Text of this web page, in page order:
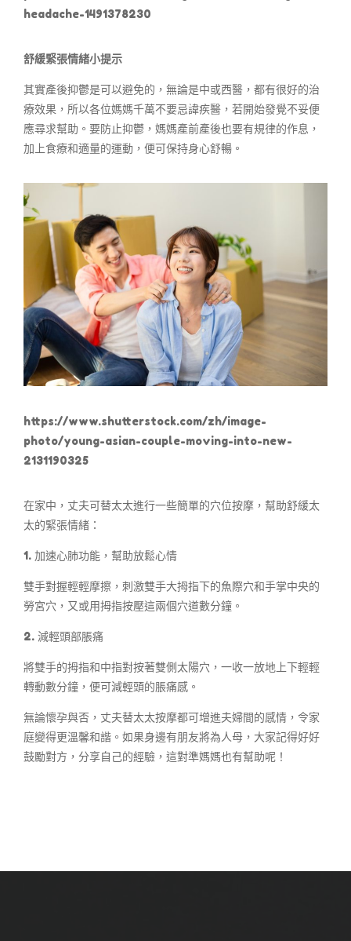
headache-1491378230
舒緩緊張情緒小提示
其實產後抑鬱是可以避免的，無論是中或西醫，都有很好的治
療效果，所以各位媽媽千萬不要忌諱疾醫，若開始發覺不妥便
應尋求幫助。要防止抑鬱，媽媽產前產後也要有規律的作息，
加上食療和適量的運動，便可保持身心舒暢。
https://www.shutterstock.com/zh/image-
photo/young-asian-couple-moving-into-new-
2131190325
在家中，丈夫可替太太進行一些簡單的穴位按摩，幫助舒緩太
太的緊張情緒：
1. 加速心肺功能，幫助放鬆心情
雙手對握輕輕摩擦，刺激雙手大拇指下的魚際穴和手掌中央的
勞宮穴，又或用拇指按壓這兩個穴道數分鐘。
2. 減輕頭部脹痛
將雙手的拇指和中指對按著雙側太陽穴，一收一放地上下輕輕
轉動數分鐘，便可減輕頭的脹痛感。
無論懷孕與否，丈夫替太太按摩都可增進夫婦間的感情，令家
庭變得更溫馨和諧。如果身邊有朋友將為人母，大家記得好好
鼓勵對方，分享自己的經驗，這對準媽媽也有幫助呢！